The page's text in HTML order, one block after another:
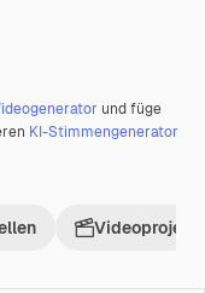
und füge
KI-Stimmengenerator
Videoprojekt